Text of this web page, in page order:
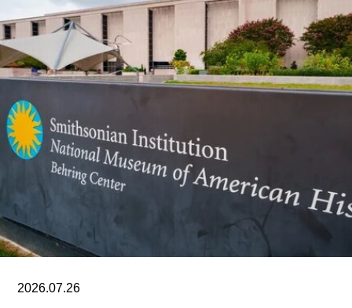
计划在展览筹备阶段与澳大利亚原住民社群展开交
流。他在接受《艺术新闻》采访时表示：“原住民社
群对我策展实践的重要影响之一，在于他们让我思
考的时间跨度不再局限于双年展的三个月，而是将
视野扩展至数十万年的时间尺度。”
除了领导新加坡双年展外，刘祺丰还曾担任新加坡
艺术节艺术总监，以及香港西九龙文化区管理局戏
剧与表演艺术部主管。
2026.07.26